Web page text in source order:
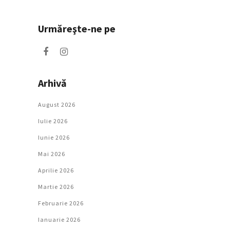
Urmăreşte-ne pe
Arhivă
August 2026
Iulie 2026
Iunie 2026
Mai 2026
Aprilie 2026
Martie 2026
Februarie 2026
Ianuarie 2026